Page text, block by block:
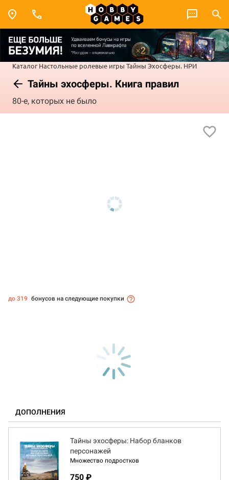
Каталог Настольные ролевые игры Тайны Эхосферы. НРИ
Тайны эхосферы. Книга правил
80-е, которых не было
до 319 бонусов на следующие покупки
ДОПОЛНЕНИЯ
Тайны эхосферы: Набор бланков
персонажей
Множество подростков
750 ₽